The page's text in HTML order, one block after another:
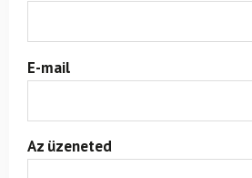
E-mail
Az üzeneted